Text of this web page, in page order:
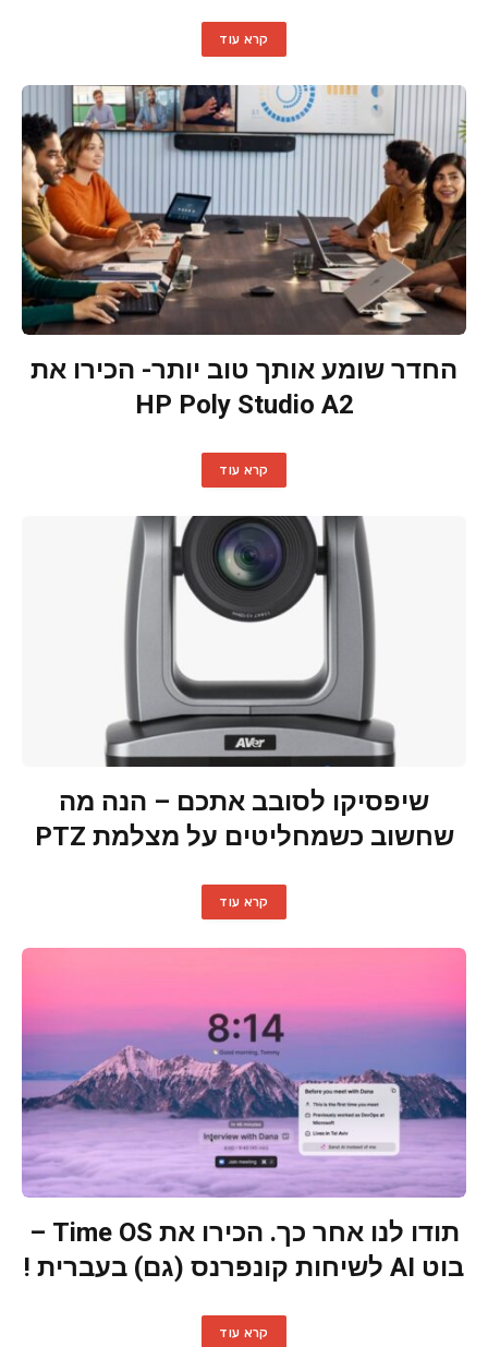
קרא עוד
החדר שומע אותך טוב יותר- הכירו את
HP Poly Studio A2
קרא עוד
שיפסיקו לסובב אתכם – הנה מה
שחשוב כשמחליטים על מצלמת PTZ
קרא עוד
תודו לנו אחר כך. הכירו את Time OS –
בוט AI לשיחות קונפרנס (גם) בעברית !
קרא עוד